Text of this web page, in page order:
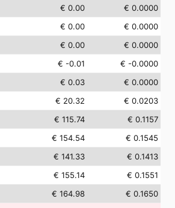
€ 0.00
€ 0.0000
€ 0.00
€ 0.0000
€ 0.00
€ 0.0000
€ -0.01
€ -0.0000
€ 0.03
€ 0.0000
€ 20.32
€ 0.0203
€ 115.74
€ 0.1157
€ 154.54
€ 0.1545
€ 141.33
€ 0.1413
€ 155.14
€ 0.1551
€ 164.98
€ 0.1650